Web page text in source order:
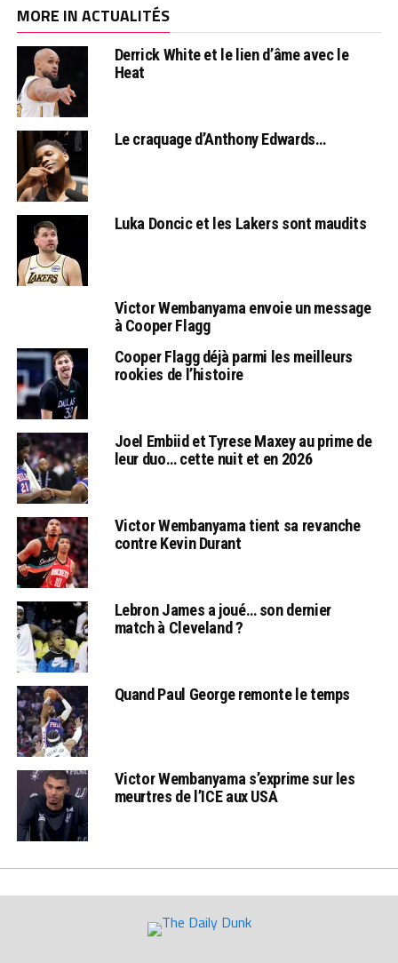
MORE IN ACTUALITÉS
Derrick White et le lien d’âme avec le
Heat
Le craquage d’Anthony Edwards…
Luka Doncic et les Lakers sont maudits
Victor Wembanyama envoie un message
à Cooper Flagg
Cooper Flagg déjà parmi les meilleurs
rookies de l’histoire
Joel Embiid et Tyrese Maxey au prime de
leur duo… cette nuit et en 2026
Victor Wembanyama tient sa revanche
contre Kevin Durant
Lebron James a joué… son dernier
match à Cleveland ?
Quand Paul George remonte le temps
Victor Wembanyama s’exprime sur les
meurtres de l’ICE aux USA